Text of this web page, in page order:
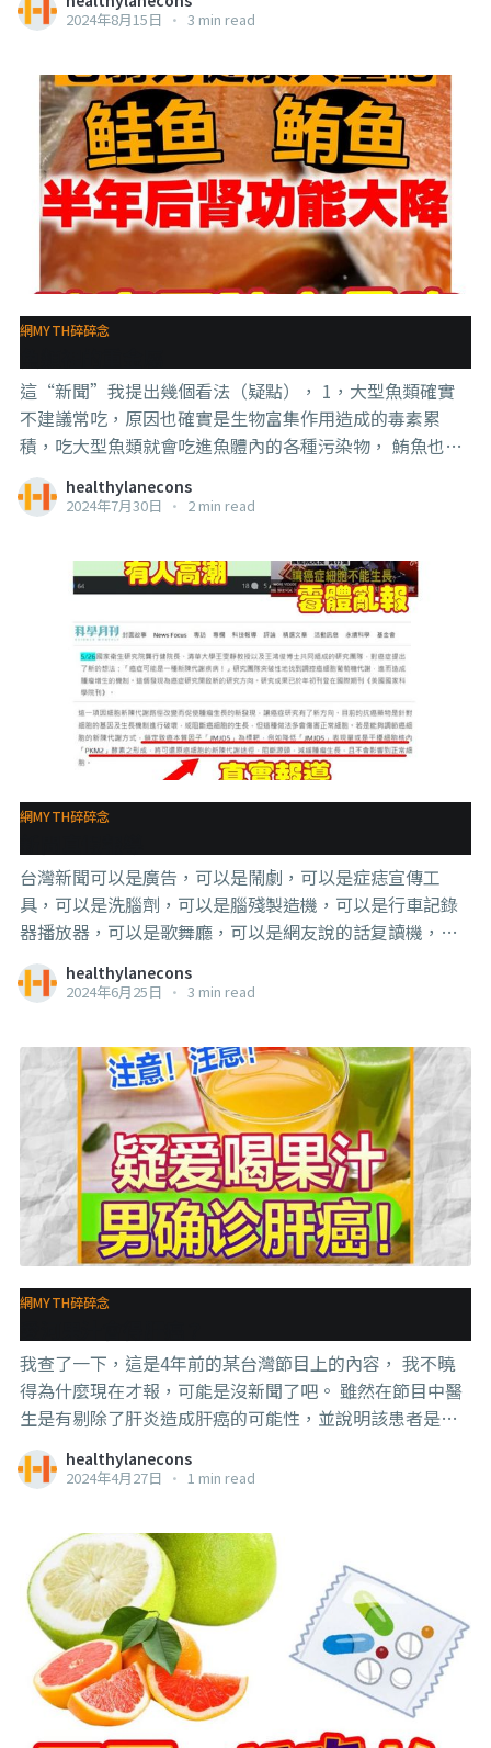
這不是藥物也不是自然療法，也跟飲食沒有關係，而是使
應該都有聽過【用你的幹細胞培植出一個新的器官，再移
植進體內，因為基因是你的，所以不會排斥】的想法，就
是這個概念， 只不過這個概念想法很簡單，但有很多技術
要突破，比如這裡面就搭配了基因改造（“改造”不好
聽，所以用“編程”）的技術， 也不是做出來了就直接用
了，還有經過老鼠實驗和猴子實驗，移植後也有持續觀察
至少半年，確認沒有排斥和突變成腫瘤，並且在論文發表
前也有持續在觀察患者情況等， 據說，該團隊已經有幫不
少1型糖尿病的患者使用了這個做法，但2型是第一例。 因
為這是第一例用在2型糖尿病的移植成功案例，而且效果很
好，不止1型處理掉了（不用打胰島素了）
2024年8月15日 • 3 min read
網MYTH碎碎念
這“新聞”我提出幾個看法（疑點）， 1，大型魚類確實
不建議常吃，原因也確實是生物富集作用造成的毒素累
積，吃大型魚類就會吃進魚體內的各種污染物， 鮪魚也確
實是大型魚類，但並不是每一種鮪魚都真的很大，電視上
看到那種比一個人還大的那種其實不常有，東港鮪魚季也
算大型魚類咧，頂多算是中型，還主要是養殖的，也不算
深海魚， 鮭魚要注意的是寄生蟲和用藥問題，我覺得重金
屬可能性不大，in facts，鮭魚還是在FDA 的【lower
mercury seafood】的best choice之一。 有趣的是，會講
鮭魚重金屬很高的都是中文資料來源，我覺得很可能是一
傳十十傳百造成的。 . . . 3，文中有建議吃的魚選巴掌大小
就好，那很多魚都比巴掌大（可以看看 @在家做生魚片 這
麼小的魚不多） . . . 4，文中還有提到家里人買了很多高劑
量魚油保健品給老翁吃，這是標題沒有提到的， 如果是沒
有處理好的魚油（比如沒有蒸餾完全）的魚油，是有可能
重金屬超標的。 如果這是我的consult，我還會詢問有沒有
吃其他草藥或是來路不明的
healthylanecons
2024年7月30日 • 2 min read
網MYTH碎碎念
台灣新聞可以是廣告，可以是鬧劇，可以是症痣宣傳工
具，可以是洗腦劑，可以是腦殘製造機，可以是行車記錄
器播放器，可以是歌舞廳，可以是網友說的話复讀機，總
之就不是真正意義的新聞作用， 【少小不讀書，長大當記
者】這句話最早也用在諷刺台灣霉體的。 如果你真的看到
文來看。 . . . 所以，真相是： 龔院長和他的團隊提出的想
法是【癌症可能是一種新陳代謝疾病】， 但這個研究真正
意義是：他們發現了“癌細胞有自己的新陳代謝機制”，
而這個發現的意義是：往後可以研究出抑制癌細胞的這個
代謝機制的藥物，來讓癌細胞沒辦法攝取糖份，讓癌細胞
餓死。 這就好像在你的嘴上貼了一個封條，讓你沒辦法進
食，讓你餓死的概念。 而且，更重要的是，研究也有提
到，這藥物不會影響正常細胞攝取糖的能力，所以不會讓
正常細胞餓死。 報導的影片中，龔院長說的其實也是這個
意思，但經過天才的剪輯，就變成“不吃糖就可以抑制癌
細胞生長”的意思了。 我沒有馬賽克龔院長，是因為他也
是受害者。 . . . 而且，這還只是【想法】，標題裡還有【可
能】，結果到了霉體的標題，就變成”台灣
healthylanecons
2024年6月25日 • 3 min read
網MYTH碎碎念
我查了一下，這是4年前的某台灣節目上的內容， 我不曉
得為什麼現在才報，可能是沒新聞了吧。 雖然在節目中醫
生是有剔除了肝炎造成肝癌的可能性，並說明該患者是先
脂肪肝再行成肝癌的。 但是飲食相關的肝癌原因還有亂用
藥物、吃發霉的食物、酗酒等。 這裡我覺得我們最需要注
看患者的飲食習慣中有果汁，就直接判斷有可能是果汁造
成的，這是一種不甚負責任的判斷。 . . . 注意蛤，我這裡也
不是說濾渣的果汁沒問題， 我也是不鼓勵喝濾渣果汁的，
因為這就是在喝果糖水， 而是說，兩句話就下判斷太輕
率。 #預防勝於治療 #水果還是直接吃吧 #帶腦看電視
healthylanecons
2024年4月27日 • 1 min read